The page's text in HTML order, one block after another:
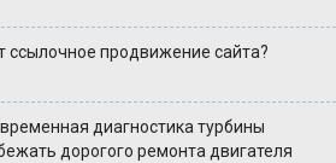
ссылочное продвижение сайта?
диагностика турбины
дорогого ремонта двигателя